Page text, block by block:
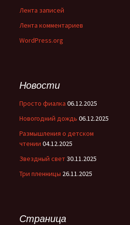
Лента записей
Лента комментариев
WordPress.org
Новости
Просто фиалка 06.12.2025
Новогодний дождь 06.12.2025
Размышления о детском
чтении 04.12.2025
Звездный свет30.11.2025
Три пленницы 26.11.2025
Страница